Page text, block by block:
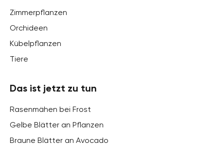
Zimmerpflanzen
Orchideen
Kübelpflanzen
Tiere
Das ist jetzt zu tun
Rasenmähen bei Frost
Gelbe Blätter an Pflanzen
Braune Blätter an Avocado